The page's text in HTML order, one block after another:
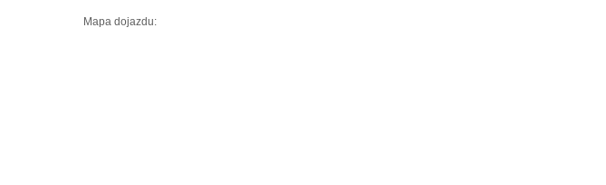
Mapa dojazdu: